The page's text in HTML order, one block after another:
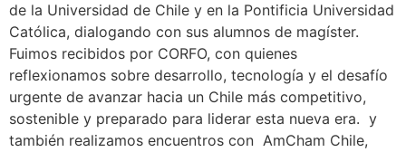
de la Universidad de Chile y en la Pontificia Universidad
Católica, dialogando con sus alumnos de magíster.
Fuimos recibidos por CORFO, con quienes
reflexionamos sobre desarrollo, tecnología y el desafío
urgente de avanzar hacia un Chile más competitivo,
sostenible y preparado para liderar esta nueva era. y
también realizamos encuentros con AmCham Chile,